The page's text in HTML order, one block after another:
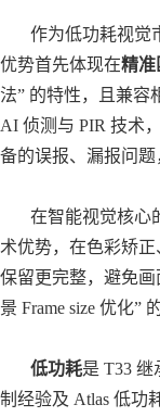
作为低功耗视觉
优势首先体现在精准
法” 的特性，且兼容
AI 侦测与 PIR 技术
备的误报、漏报问题
在智能视觉核心
术优势，在色彩矫
保留更完整，避免
景 Frame size 优化
低功耗是 T33 继
制经验及 Atlas 低功